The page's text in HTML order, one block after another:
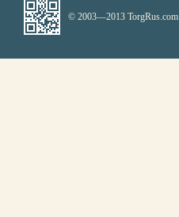
© 2003—2013 TorgRus.com